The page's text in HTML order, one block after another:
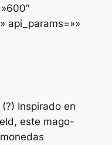
api_params=»»
Inspirado en
este mago-